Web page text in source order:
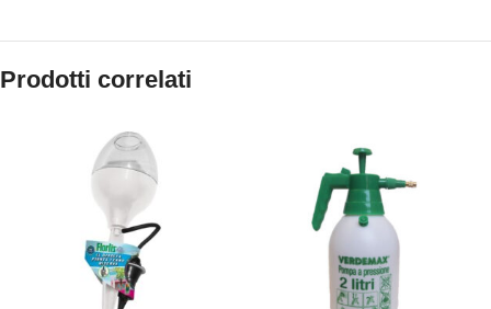
Prodotti correlati